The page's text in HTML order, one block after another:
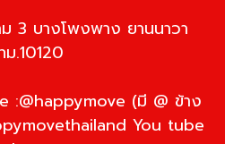
3 บางโพงพาง ยานนาวา
.10120
:@happymove (มี @ ข้าง
You tube